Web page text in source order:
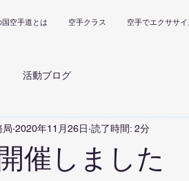
空手道とは 空手クラス 空手でエクササイ
活動ブログ
催しました
局 2020年11月26日 読了時間: 2分